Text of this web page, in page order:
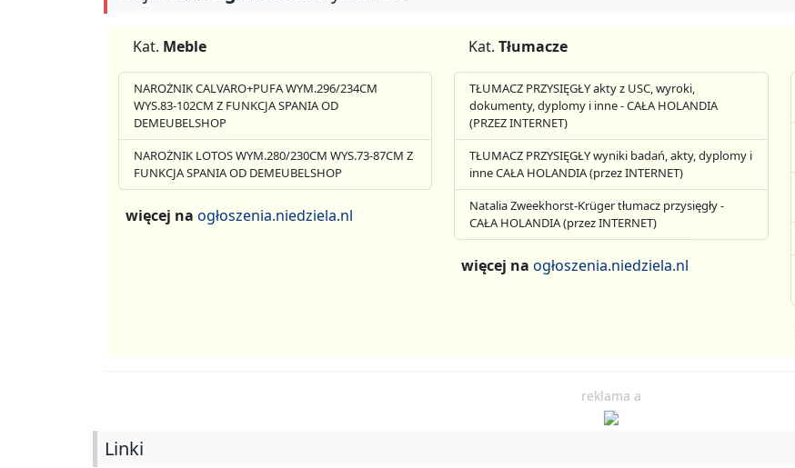
Kat. Meble
NAROŻNIK CALVARO+PUFA WYM.296/234CM
WYS.83-102CM Z FUNKCJA SPANIA OD
DEMEUBELSHOP
NAROŻNIK LOTOS WYM.280/230CM WYS.73-87CM Z
FUNKCJA SPANIA OD DEMEUBELSHOP
więcej na ogłoszenia.niedziela.nl
Kat. Tłumacze
TŁUMACZ PRZYSIĘGŁY akty z USC, wyroki,
dokumenty, dyplomy i inne - CAŁA HOLANDIA
(PRZEZ INTERNET)
TŁUMACZ PRZYSIĘGŁY wyniki badań, akty, dyplomy i
inne CAŁA HOLANDIA (przez INTERNET)
Natalia Zweekhorst-Krüger tłumacz przysięgły -
CAŁA HOLANDIA (przez INTERNET)
więcej naogłoszenia.niedziela.nl
reklama a
Linki